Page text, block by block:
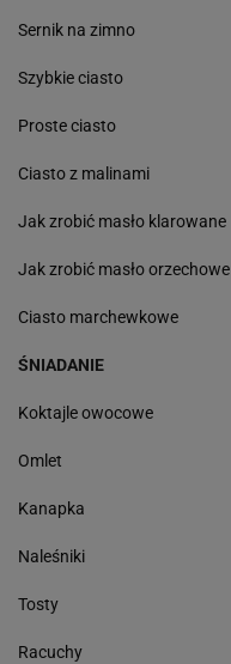
Sernik na zimno
Szybkie ciasto
Proste ciasto
Ciasto z malinami
Jak zrobić masło klarowane
Jak zrobić masło orzechowe
Ciasto marchewkowe
ŚNIADANIE
Koktajle owocowe
Omlet
Kanapka
Naleśniki
Tosty
Racuchy